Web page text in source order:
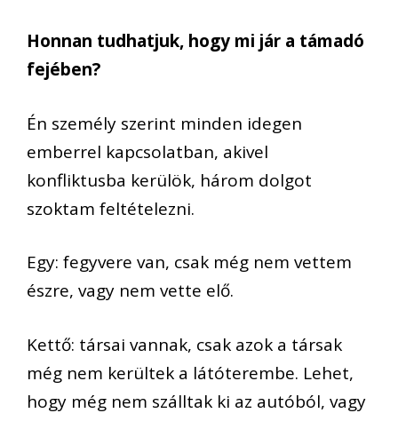
Honnan tudhatjuk, hogy mi jár a támadó
fejében?
Én személy szerint minden idegen
emberrel kapcsolatban, akivel
konfliktusba kerülök, három dolgot
szoktam feltételezni.
Egy: fegyvere van, csak még nem vettem
észre, vagy nem vette elő.
Kettő: társai vannak, csak azok a társak
még nem kerültek a látóterembe. Lehet,
hogy még nem szálltak ki az autóból, vagy